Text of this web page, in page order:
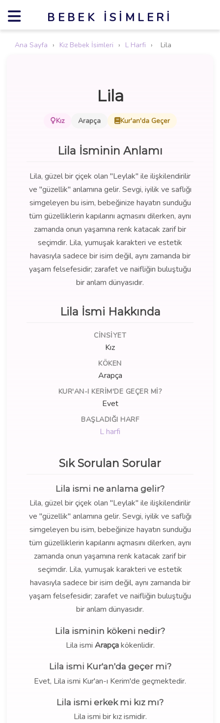
BEBEK İSIMLERI
Ana Sayfa › Kız Bebek İsimleri › L Harfi › Lila
Lila
Kız Arapça Kur'an'da Geçer
Lila İsminin Anlamı
Lila, güzel bir çiçek olan "Leylak" ile ilişkilendirilir
ve "güzellik" anlamına gelir. Sevgi, iyilik ve saflığı
simgeleyen bu isim, bebeğinize hayatın sunduğu
tüm güzelliklerin kapılarını açmasını dilerken, aynı
zamanda onun yaşamına renk katacak zarif bir
seçimdir. Lila, yumuşak karakteri ve estetik
havasıyla sadece bir isim değil, aynı zamanda bir
yaşam felsefesidir; zarafet ve naifliğin buluştuğu
bir anlam dünyasıdır.
Lila İsmi Hakkında
CINSIYET
Kız
KÖKEN
Arapça
KUR'AN-I KERIM'DE GEÇER MI?
Evet
BAŞLADIĞI HARF
L harfi
Sık Sorulan Sorular
Lila ismi ne anlama gelir?
Lila, güzel bir çiçek olan "Leylak" ile ilişkilendirilir
ve "güzellik" anlamına gelir. Sevgi, iyilik ve saflığı
simgeleyen bu isim, bebeğinize hayatın sunduğu
tüm güzelliklerin kapılarını açmasını dilerken, aynı
zamanda onun yaşamına renk katacak zarif bir
seçimdir. Lila, yumuşak karakteri ve estetik
havasıyla sadece bir isim değil, aynı zamanda bir
yaşam felsefesidir; zarafet ve naifliğin buluştuğu
bir anlam dünyasıdır.
Lila isminin kökeni nedir?
Lila ismi Arapçakökenlidir.
Lila ismi Kur'an'da geçer mi?
Evet, Lila ismi Kur'an-ı Kerim'de geçmektedir.
Lila ismi erkek mi kız mı?
Lila ismi bir kız ismidir.